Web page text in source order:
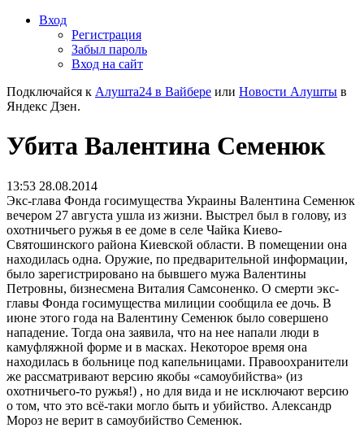
Вход
Регистрация
Забыл пароль
Вход на сайт
Подключайся к Алушта24 в Вайбере или Новости Алушты в
Яндекс Дзен.
Убита Валентина Семенюк
13:53 28.08.2014
Экс-глава Фонда госимущества Украины Валентина Семенюк
вечером 27 августа ушла из жизни. Выстрел был в голову, из
охотничьего ружья в ее доме в селе Чайка Киево-
Святошинского района Киевской области. В помещении она
находилась одна. Оружие, по предварительной информации,
было зарегистрировано на бывшего мужа Валентины
Петровны, бизнесмена Виталия Самсоненко. О смерти экс-
главы Фонда госимущества милиции сообщила ее дочь. В
июне этого года на Валентину Семенюк было совершено
нападение. Тогда она заявила, что на нее напали люди в
камуфляжной форме и в масках. Некоторое время она
находилась в больнице под капельницами. Правоохранители
же рассматривают версию якобы «самоубийства» (из
охотничьего-то ружья!) , но для вида и не исключают версию
о том, что это всё-таки могло быть и убийство. Александр
Мороз не верит в самоубийство Семенюк.